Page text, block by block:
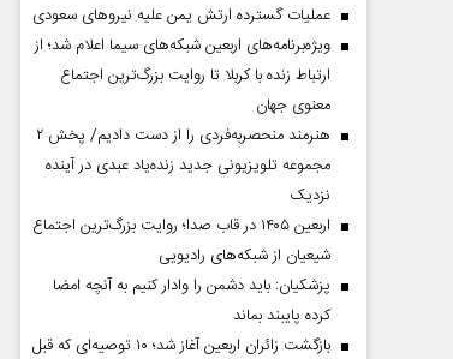
عملیات گسترده ارتش یمن علیه نیروهای سعودی
ویژه‌برنامه‌های اربعین شبکه‌های سیما اعلام شد؛ از
ارتباط زنده با کربلا تا روایت بزرگ‌ترین اجتماع
معنوی جهان
هنرمند منحصر‌به‌فردی را از دست دادیم/ پخش ۲
مجموعه تلویزیونی جدید زنده‌یاد عبدی در آینده
نزدیک
اربعین ۱۴۰۵ در قاب صدا؛ روایت بزرگ‌ترین اجتماع
شیعیان از شبکه‌های رادیویی
پزشکیان: باید دشمن را وادار کنیم به آنچه امضا
کرده پایبند بماند
بازگشت زائران اربعین آغاز شد؛ ۱۰ توصیه‌ای که قبل